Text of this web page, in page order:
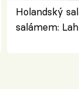
Holandský
salámem: